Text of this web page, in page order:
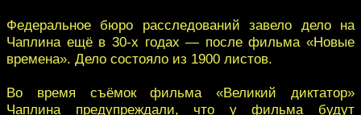
Федеральное бюро расследований завело дело на
Чаплина ещё в 30-х годах — после фильма «Новые
времена». Дело состояло из 1900 листов.
Во время съёмок фильма «Великий диктатор»
Чаплина предупреждали, что у фильма будут